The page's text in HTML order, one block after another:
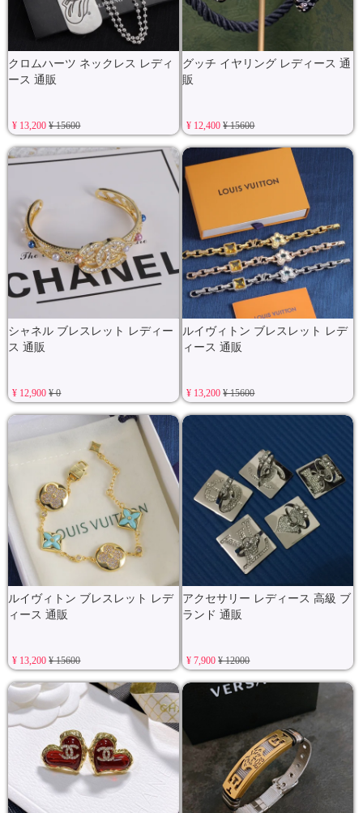
クロムハーツ ネックレス レディ
ース 通販
¥ 13,200¥ 15600
グッチ イヤリング レディース 通
販
¥ 12,400¥ 15600
シャネル ブレスレット レディー
ス 通販
¥ 12,900¥ 0
ルイヴィトン ブレスレット レデ
ィース 通販
¥ 13,200¥ 15600
ルイヴィトン ブレスレット レデ
ィース 通販
¥ 13,200¥ 15600
アクセサリー レディース 高級 ブ
ランド 通販
¥ 7,900¥ 12000